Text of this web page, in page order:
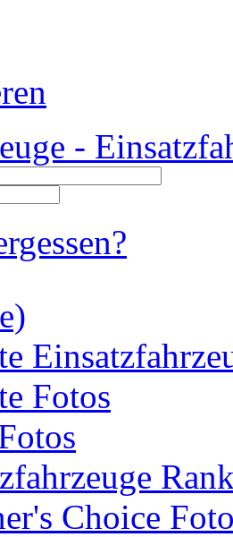
-
Fotos
Choice